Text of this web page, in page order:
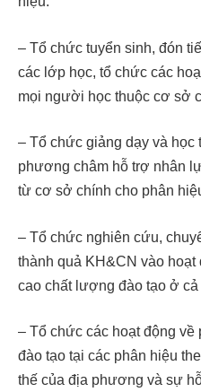
– Tổ chức tuyển sinh, đón
các lớp học, tổ chức các
mọi người học thuộc cơ sở
– Tổ chức giảng dạy và học
phương châm hỗ trợ nhân
từ cơ sở chính cho phân
– Tổ chức nghiên cứu,
thành quả KH&CN vào hoạt
cao chất lượng đào tạo ở
– Tổ chức các hoạt động
đào tạo tại các phân hiệu
thế của địa phương và sự